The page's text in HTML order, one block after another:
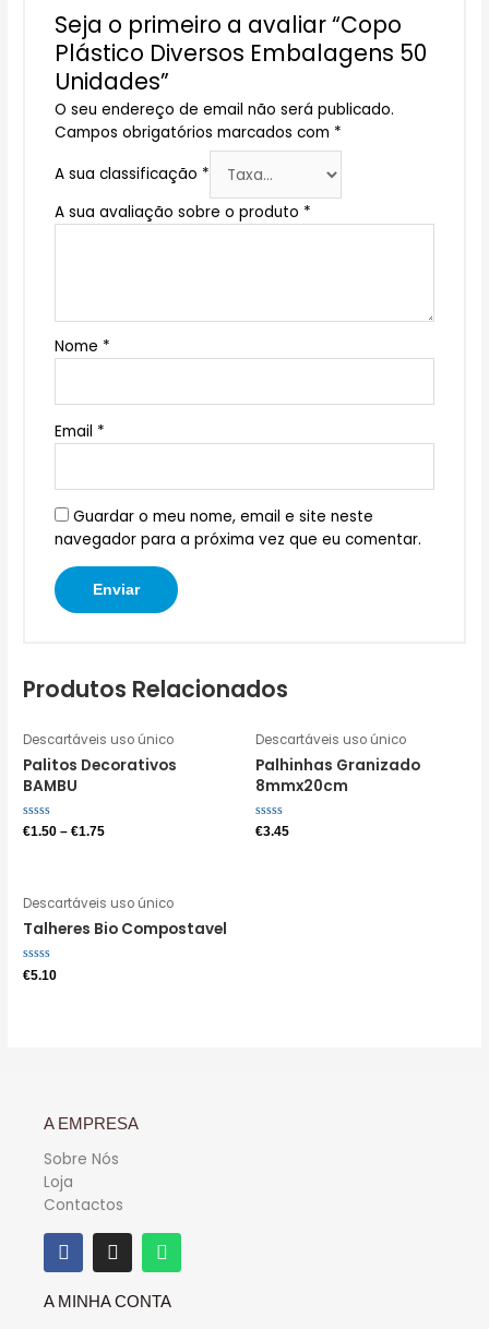
Seja o primeiro a avaliar “Copo
Plástico Diversos Embalagens 50
Unidades”
O seu endereço de email não será publicado.
Campos obrigatórios marcados com *
A sua classificação *
A sua avaliação sobre o produto *
Nome *
Email *
Guardar o meu nome, email e site neste
navegador para a próxima vez que eu comentar.
Produtos Relacionados
Descartáveis uso único
Palitos Decorativos
BAMBU
Avaliação
€1.50 –€1.75
Descartáveis uso único
Palhinhas Granizado
8mmx20cm
Avaliação
€3.45
Descartáveis uso único
Talheres Bio Compostavel
Avaliação
0
€5.10
A EMPRESA
Sobre Nós
Loja
Contactos
A MINHA CONTA